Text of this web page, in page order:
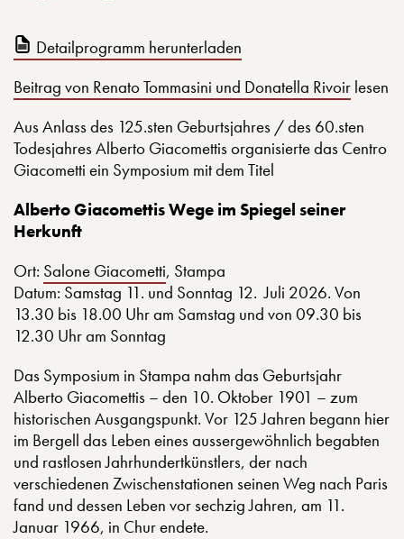
Detailprogramm herunterladen
Beitrag von Renato Tommasini und Donatella Rivoir lesen
Aus Anlass des 125.sten Geburtsjahres / des 60.sten
Todesjahres Alberto Giacomettis organisierte das Centro
Giacometti ein Symposium mit dem Titel
Alberto Giacomettis Wege im Spiegel seiner
Herkunft
Ort: Salone Giacometti, Stampa
Datum: Samstag 11. und Sonntag 12. Juli 2026. Von
13.30 bis 18.00 Uhr am Samstag und von 09.30 bis
12.30 Uhr am Sonntag
Das Symposium in Stampa nahm das Geburtsjahr
Alberto Giacomettis – den 10. Oktober 1901 – zum
historischen Ausgangspunkt. Vor 125 Jahren begann hier
im Bergell das Leben eines aussergewöhnlich begabten
und rastlosen Jahrhundertkünstlers, der nach
verschiedenen Zwischenstationen seinen Weg nach Paris
fand und dessen Leben vor sechzig Jahren, am 11.
Januar 1966, in Chur endete.